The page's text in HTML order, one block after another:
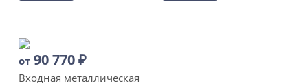
от 90 770₽
Входная металлическая